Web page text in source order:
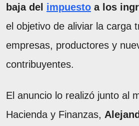
baja del impuesto a los
el objetivo de aliviar la carga
empresas, productores y
contribuyentes.
El anuncio lo realizó junto al
Hacienda y Finanzas,